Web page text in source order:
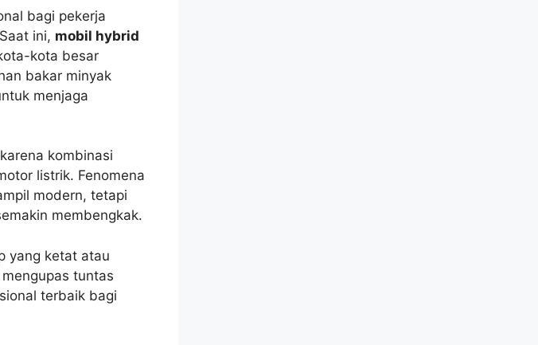
bagi pekerja
ini, mobil hybrid
kota besar
bakar minyak
menjaga
kombinasi
listrik. Fenomena
modern, tetapi
membengkak.
yang ketat atau
tuntas
terbaik bagi